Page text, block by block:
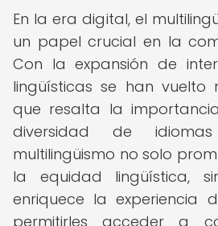
En la era digital, el
un papel crucial en la
Con la expansión de
lingüísticas se han vuelto
que resalta la
diversidad de
multilingüismo no solo
la equidad lingüística,
enriquece la experiencia
permitirles acceder a